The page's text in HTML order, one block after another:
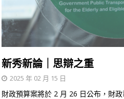
新秀新論｜思辯之重
2025 年 02 月 15 日
財政預算案將於 2 月 26 日公布，財